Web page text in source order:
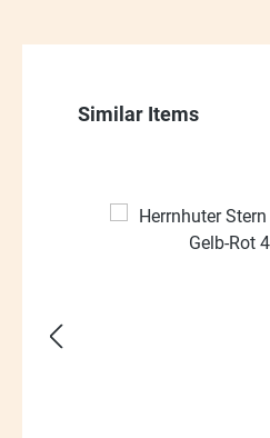
Produktgalerie
Similar Items